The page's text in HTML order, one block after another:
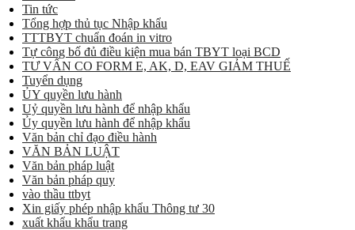
Tin tức
Tổng hợp thủ tục Nhập khẩu
TTTBYT chuẩn đoán in vitro
Tự công bố đủ điều kiện mua bán TBYT loại BCD
TƯ VẤN CO FORM E, AK, D, EAV GIẢM THUẾ
Tuyển dụng
ỦY quyền lưu hành
Uỷ quyền lưu hành để nhập khẩu
Ủy quyền lưu hành để nhập khẩu
Văn bản chỉ đạo điều hành
VĂN BẢN LUẬT
Văn bản pháp luật
Văn bản pháp quy
vào thầu ttbyt
Xin giấy phép nhập khẩu Thông tư 30
xuất khẩu khẩu trang